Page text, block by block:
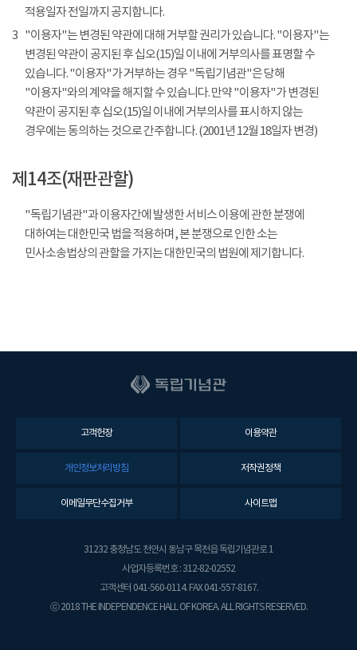
적용일자 전일까지 공지합니다.
3 "이용자"는 변경된 약관에 대해 거부할 권리가 있습니다. "이용자"는
변경된 약관이 공지된 후 십오(15)일 이내에 거부의사를 표명할 수
있습니다. "이용자"가 거부하는 경우 "독립기념관"은 당해
"이용자"와의 계약을 해지할 수 있습니다. 만약 "이용자"가 변경된
약관이 공지된 후 십오(15)일 이내에 거부의사를 표시하지 않는
경우에는 동의하는 것으로 간주합니다. (2001년 12월 18일자 변경)
제14조(재판관할)
"독립기념관"과 이용자간에 발생한 서비스 이용에 관한 분쟁에
대하여는 대한민국 법을 적용하며, 본 분쟁으로 인한 소는
민사소송법상의 관할을 가지는 대한민국의 법원에 제기합니다.
고객헌장 이용약관
개인정보처리방침 저작권정책
이메일무단수집거부 사이트맵
31232 충청남도 천안시 동남구 목천읍 독립기념관로 1
사업자등록번호 : 312-82-02552
고객센터 041-560-0114. FAX 041-557-8167.
ⓒ 2018 THE INDEPENDENCE HALL OF KOREA. ALL RIGHTS RESERVED.